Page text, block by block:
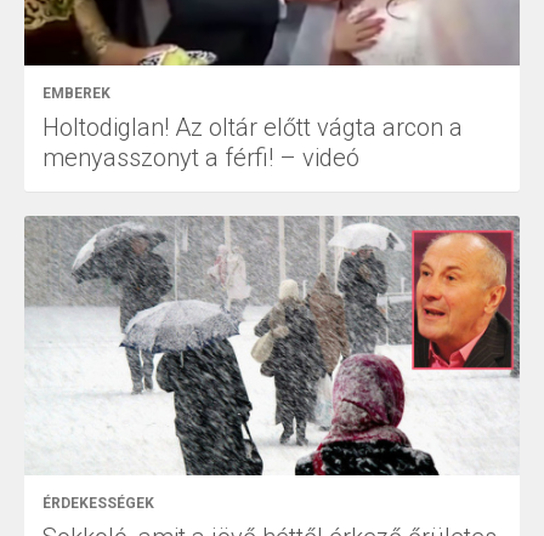
EMBEREK
Holtodiglan! Az oltár előtt vágta arcon a
menyasszonyt a férfi! – videó
ÉRDEKESSÉGEK